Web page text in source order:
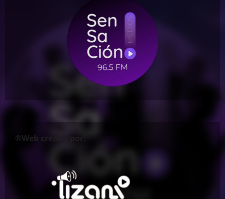
®Web creada por: